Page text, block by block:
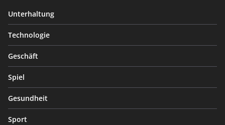
Unterhaltung
Technologie
Geschäft
Spiel
Gesundheit
Sport